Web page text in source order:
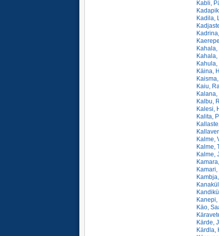
Kabli,
Kadila,
Käina,
Kaiu,
Kalbu,
Kalesi,
Kalita,
Kalme,
Kalme,
Kalme,
Käo,
Kärde,
Kärdla,